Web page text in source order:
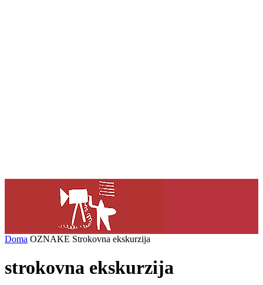
Doma OZNAKE Strokovna ekskurzija
strokovna ekskurzija